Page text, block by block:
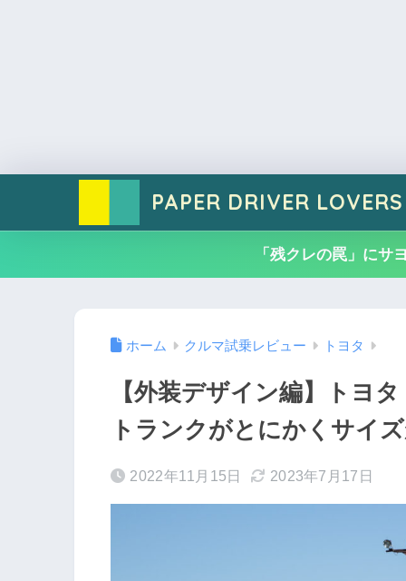
PAPER DRIVER LOVERS
「残クレの罠」に
ホーム クルマ試乗レビュー トヨタ
【外装デザイン編】トヨ
トランクがとにかくサイ
2022年11月15日 2023年7月17日